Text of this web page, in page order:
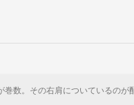
数。その右肩についているの